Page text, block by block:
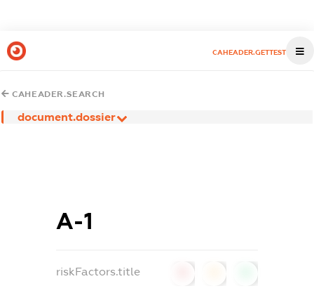
CAHEADER.GETTEST
CAHEADER.SEARCH
document.dossier
А-1
riskFactors.title